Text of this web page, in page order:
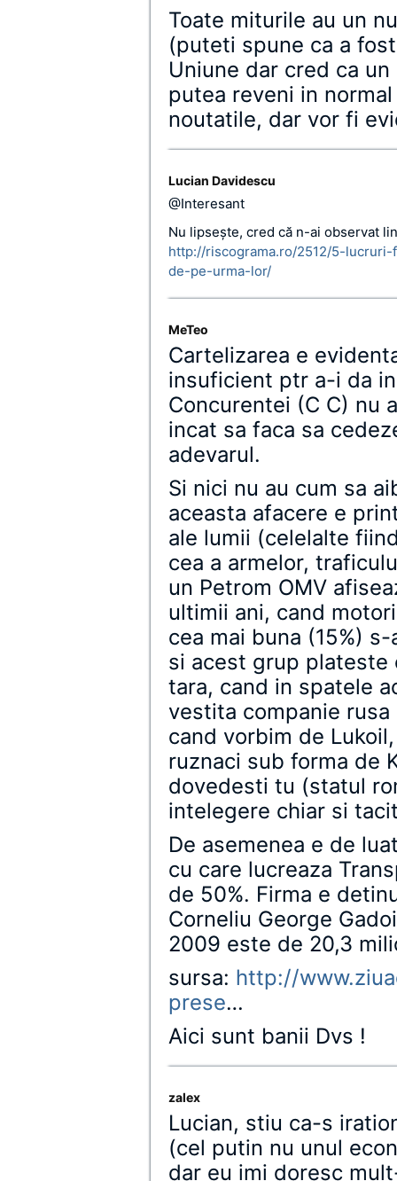
Toate miturile au un
(puteti spune ca a
Uniune dar cred ca
putea reveni in
noutatile, dar vor fi
Lucian Davidescu
@Interesant
Nu lipseşte, cred că n-ai observat
http://riscograma.ro/2512/5-
de-pe-urma-lor/
MeTeo
Cartelizarea e
insuficient ptr a-i da
Concurentei (C C) nu
incat sa faca sa
adevarul.
Si nici nu au cum sa
aceasta afacere e
ale lumii (celelalte
cea a armelor,
un Petrom OMV
ultimii ani, cand
cea mai buna (15%)
si acest grup plateste
tara, cand in spatele
vestita companie
cand vorbim de
ruznaci sub forma de
dovedesti tu (statul
intelegere chiar si
De asemenea e de
cu care lucreaza
de 50%. Firma e
Corneliu George
2009 este de 20,3
sursa: http://
prese…
Aici sunt banii Dvs !
zalex
Lucian, stiu ca-s
(cel putin nu unul
dar eu imi doresc